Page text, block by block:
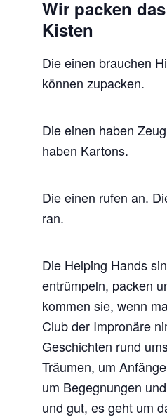
Wir packen
Kisten
Die einen brauchen
können zupacken.
Die einen haben
haben Kartons.
Die einen rufen an.
ran.
Die Helping Hands
entrümpeln, packen
kommen sie, wenn
Club der Impronäre
Geschichten rund
Träumen, um
um Begegnungen
und gut, es geht um